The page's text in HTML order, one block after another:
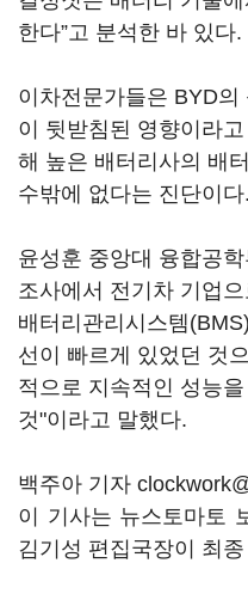
한다”고 분석한 바 있다.
이차전문가들은 BYD
이 뒷받침된 영향이라
해 높은 배터리사의 배
수밖에 없다는 진단이다.
윤성훈 중앙대 융합공
조사에서 전기차 기업
배터리관리시스템
선이 빠르게 있었던 것
적으로 지속적인 성능
것"이라고 말했다.
백주아 기자
이 기사는 뉴스토마토
김기성 편집국장이 최